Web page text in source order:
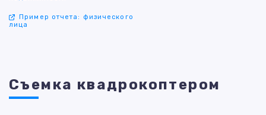
Пример отчета: физического
лица
Съемка квадрокоптером